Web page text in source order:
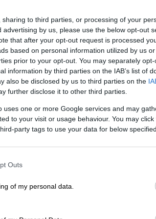
to third parties, or processing of your
by us, please use the below opt-out
that after your opt-out request is processed
based on personal information utilized by us
prior to your opt-out. You may separately
information by third parties on the IAB’s list of
also be disclosed by us to third parties on the
further disclose it to other third parties.
uses one or more Google services and may
to your visit or usage behaviour. You may
party tags to use your data for below
Outs
of my personal data.
15:11
στην Πλατεία
Εξαφανίστηκε
Σύρος από χώρο
ασυνόδευτων
του Χαμόγελου του
08:33